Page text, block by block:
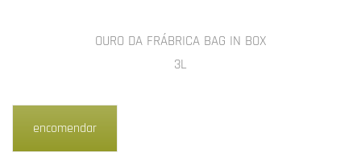
OURO DA FRÁBRICA BAG IN BOX
3L
encomendar